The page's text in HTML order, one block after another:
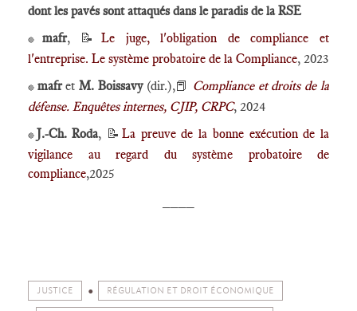
dont les pavés sont attaqués dans le paradis de la RSE
🔴 mafr, 📝 Le juge, l'obligation de compliance et
l'entreprise. Le système probatoire de la Compliance, 2023
🔴 mafretM. Boissavy(dir.),📕 Compliance et droits de la
défense. Enquêtes internes, CJIP, CRPC, 2024
🔴 J.-Ch. Roda, 📝 La preuve de la bonne exécution de la
vigilance au regard du système probatoire de
compliance,2025
JUSTICE RÉGULATION ET DROIT ÉCONOMIQUE